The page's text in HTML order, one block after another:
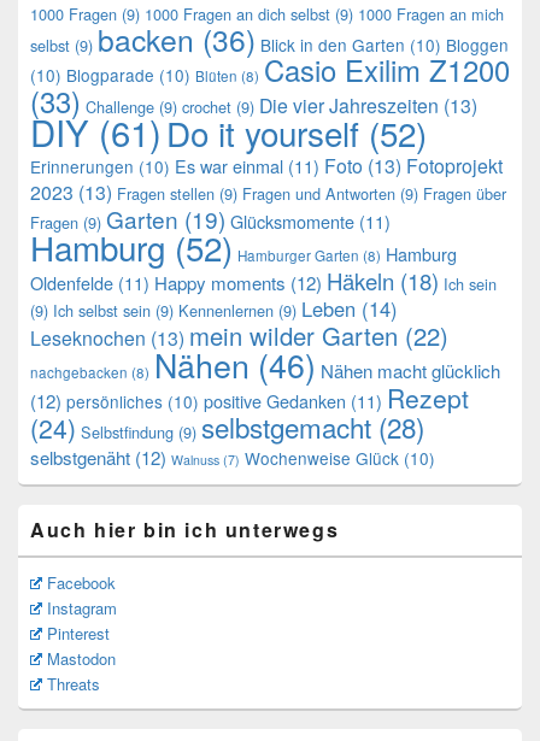
1000 Fragen (9) 1000 Fragen an dich selbst (9) 1000 Fragen an mich
selbst (9) backen (36) Blick in den Garten (10) Bloggen
(10) Blogparade (10) Blüten (8) Casio Exilim Z1200
(33) Challenge (9) crochet (9) Die vier Jahreszeiten (13)
DIY(61)Do it yourself (52)
Erinnerungen (10) Es war einmal (11) Foto (13) Fotoprojekt
2023 (13) Fragen stellen (9) Fragen und Antworten (9) Fragen über
Fragen (9) Garten (19) Glücksmomente (11)
Hamburg (52) Hamburger Garten (8) Hamburg
Oldenfelde (11) Happy moments (12) Häkeln (18) Ich sein
(9) Ich selbst sein (9) Kennenlernen (9) Leben (14)
Leseknochen (13) mein wilder Garten (22)
nachgebacken (8) Nähen (46) Nähen macht glücklich
(12) persönliches (10) positive Gedanken (11) Rezept
(24) Selbstfindung (9) selbstgemacht (28)
selbstgenäht (12) Walnuss (7) Wochenweise Glück (10)
Auch hier bin ich unterwegs
Facebook
Instagram
Pinterest
Mastodon
Threats